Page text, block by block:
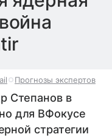
Прогнозы экспертов
Степанов в
для ВФокусе
стратегии